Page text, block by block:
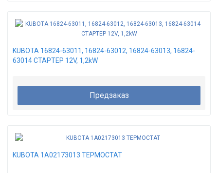
KUBOTA 16824-63011, 16824-63012, 16824-63013, 16824-
63014 СТАРТЕР 12V, 1,2kW
Предзаказ
KUBOTA 1A02173013 ТЕРМОСТАТ